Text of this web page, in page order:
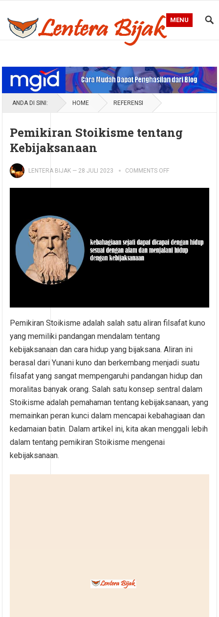
MENU
ANDA DI SINI: HOME REFERENSI
Pemikiran Stoikisme tentang
Kebijaksanaan
LENTERA BIJAK — 28 JULI 2023 COMMENTS OFF
Pemikiran Stoikisme adalah salah satu aliran filsafat kuno
yang memiliki pandangan mendalam tentang
kebijaksanaan dan cara hidup yang bijaksana. Aliran ini
berasal dari Yunani kuno dan berkembang menjadi suatu
filsafat yang sangat mempengaruhi pandangan hidup dan
moralitas banyak orang. Salah satu konsep sentral dalam
Stoikisme adalah pemahaman tentang kebijaksanaan, yang
memainkan peran kunci dalam mencapai kebahagiaan dan
kedamaian batin. Dalam artikel ini, kita akan menggali lebih
dalam tentang pemikiran Stoikisme mengenai
kebijaksanaan.